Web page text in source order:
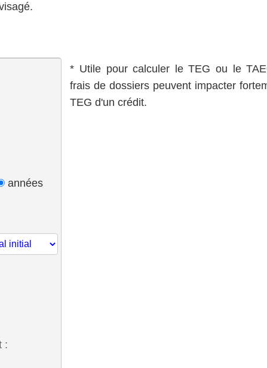
années
:
* Utile pour calculer le TEG ou le
frais de dossiers peuvent impacter
TEG d'un crédit.